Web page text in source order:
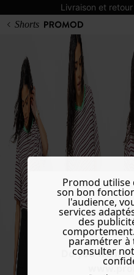
Livraison et
Do you want
Shorts
Promod utilise
son bon
l'audience,
services
des
paramétrer
consulter